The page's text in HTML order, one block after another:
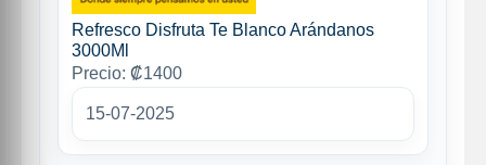
Refresco Disfruta Te Blanco Arándanos
3000Ml
Precio: ₡1400
15-07-2025